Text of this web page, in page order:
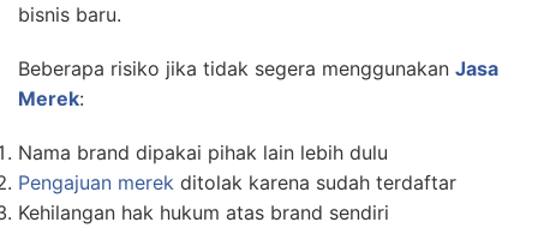
bisnis baru.
Beberapa risiko jika tidak segera menggunakan Jasa
Merek:
Nama brand dipakai pihak lain lebih dulu
Pengajuan merek ditolak karena sudah terdaftar
Kehilangan hak hukum atas brand sendiri